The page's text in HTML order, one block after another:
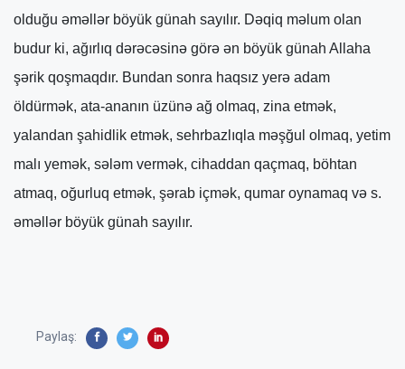
olduğu əməllər böyük günah sayılır. Dəqiq məlum olan
budur ki, ağırlıq dərəcəsinə görə ən böyük günah Allaha
şərik qoşmaqdır. Bundan sonra haqsız yerə adam
öldürmək, ata-ananın üzünə ağ olmaq, zina etmək,
yalandan şahidlik etmək, sehrbazlıqla məşğul olmaq, yetim
malı yemək, sələm vermək, cihaddan qaçmaq, böhtan
atmaq, oğurluq etmək, şərab içmək, qumar oynamaq və s.
əməllər böyük günah sayılır.
Paylaş: